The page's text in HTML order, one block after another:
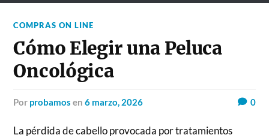
COMPRAS ON LINE
Cómo Elegir una Peluca
Oncológica
por probamos en6 marzo, 2026 0
La pérdida de cabello provocada por tratamientos